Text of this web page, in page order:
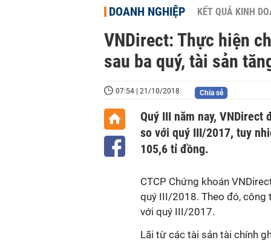
DOANH NGHIỆP KẾT QUẢ KINH
VNDirect: Thực hiện
sau ba quý, tài sản
07:54 | 21/10/2018 Chia sẻ
Quý III năm nay,
so với quý III/2017, tuy
105,6 tỉ đồng.
CTCP Chứng khoán
quý III/2018. Theo đó, công
với quý III/2017.
Lãi từ các tài sản tài chính